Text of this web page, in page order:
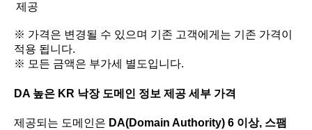
제공
※ 가격은 변경될 수 있으며 기존 고객에게는 기존 가격이
적용 됩니다.
※ 모든 금액은 부가세 별도입니다.
DA 높은 KR 낙장 도메인 정보 제공 세부 가격
제공되는 도메인은 DA(Domain Authority) 6 이상, 스팸